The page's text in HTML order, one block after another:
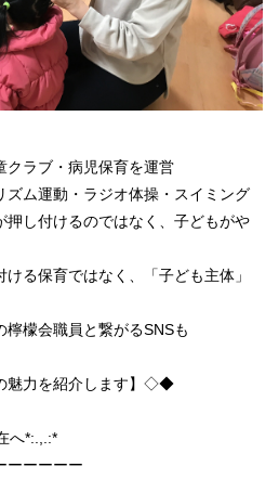
クラブ・病児保育を運営
ズム運動・ラジオ体操・スイミング
押し付けるのではなく、子どもがや
ける保育ではなく、「子ども主体」
檸檬会職員と繋がるSNSも
魅力を紹介します】◇◆
へ*:.,.:*
ーーーーー